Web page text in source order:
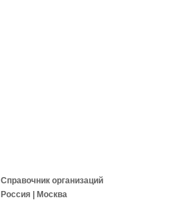
Справочник организаций
Россия | Москва